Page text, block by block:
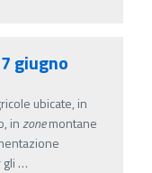
giugno
ubicate, in
inzonemontane
…